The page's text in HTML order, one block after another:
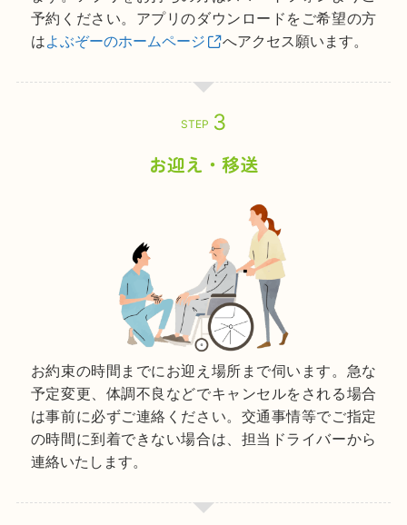
予約ください。アプリのダウンロードをご希望の方
はよぶぞーのホームページ へアクセス願います。
STEP
お迎え・移送
お約束の時間までにお迎え場所まで伺います。急な
予定変更、体調不良などでキャンセルをされる場合
は事前に必ずご連絡ください。交通事情等でご指定
の時間に到着できない場合は、担当ドライバーから
連絡いたします。